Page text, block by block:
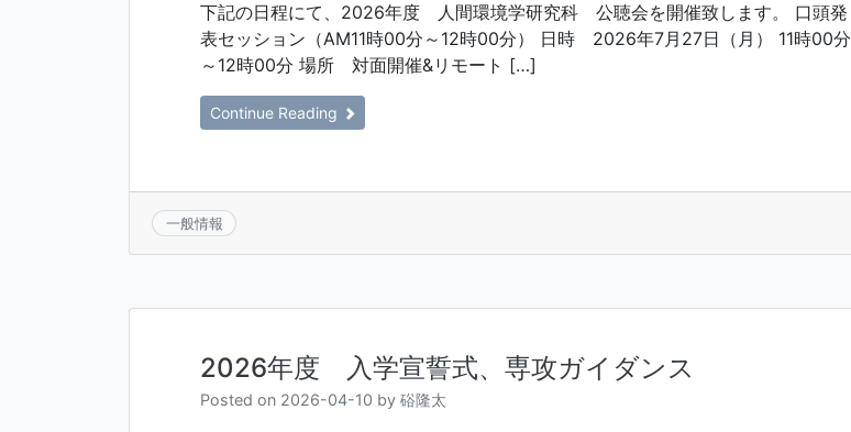
下記の日程にて、2026年度 人間環境学研究科 公聴会を開催致します。 口頭発
表セッション（AM11時00分～12時00分） 日時 2026年7月27日（月） 11時00分
～12時00分 場所 対面開催&リモート […]
Continue Reading
一般情報
2026年度 入学宣誓式、専攻ガイダンス
Posted on 2026-04-10 by 硲隆太